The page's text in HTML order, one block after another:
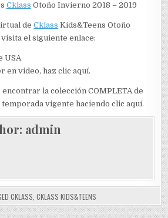
Cklass Otoño Invierno 2018 – 2019
deCklass Kids&Teens Otoño
el siguiente enlace:
USA
en video, haz clic aquí.
la colección COMPLETA de
temporada vigente haciendo clic aquí.
admin
CKLASS CKLASS KIDS&TEENS